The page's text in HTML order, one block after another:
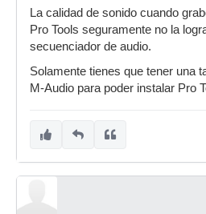
La calidad de sonido cuando
Pro Tools seguramente no la
secuenciador de audio.
Solamente tienes que tener una
M-Audio para poder instalar Pro